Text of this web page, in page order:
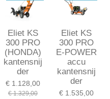
Eliet KS
300 PRO
(HONDA)
kantensnij
der
€ 1.128,00
€ 1.329,00
Eliet KS
300 PRO
E-POWER
accu
kantensnij
der
€ 1.535,00